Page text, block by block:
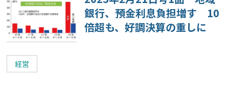
銀行、預金利息負担増す 10
倍超も、好調決算の重しに
経営